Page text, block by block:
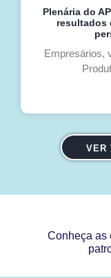
Plenária do
resultados
Empresários,
VER
Conheça as